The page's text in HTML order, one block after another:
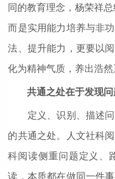
同的教育理念，杨荣祥
而是实用能力培养与非
法、提升能力，更要以
化为精神气质，养出浩然
共通之处在于发现问
定义、识别、描述问
的共通之处。人文社科
科阅读侧重问题定义、
读，本质都在做同一件